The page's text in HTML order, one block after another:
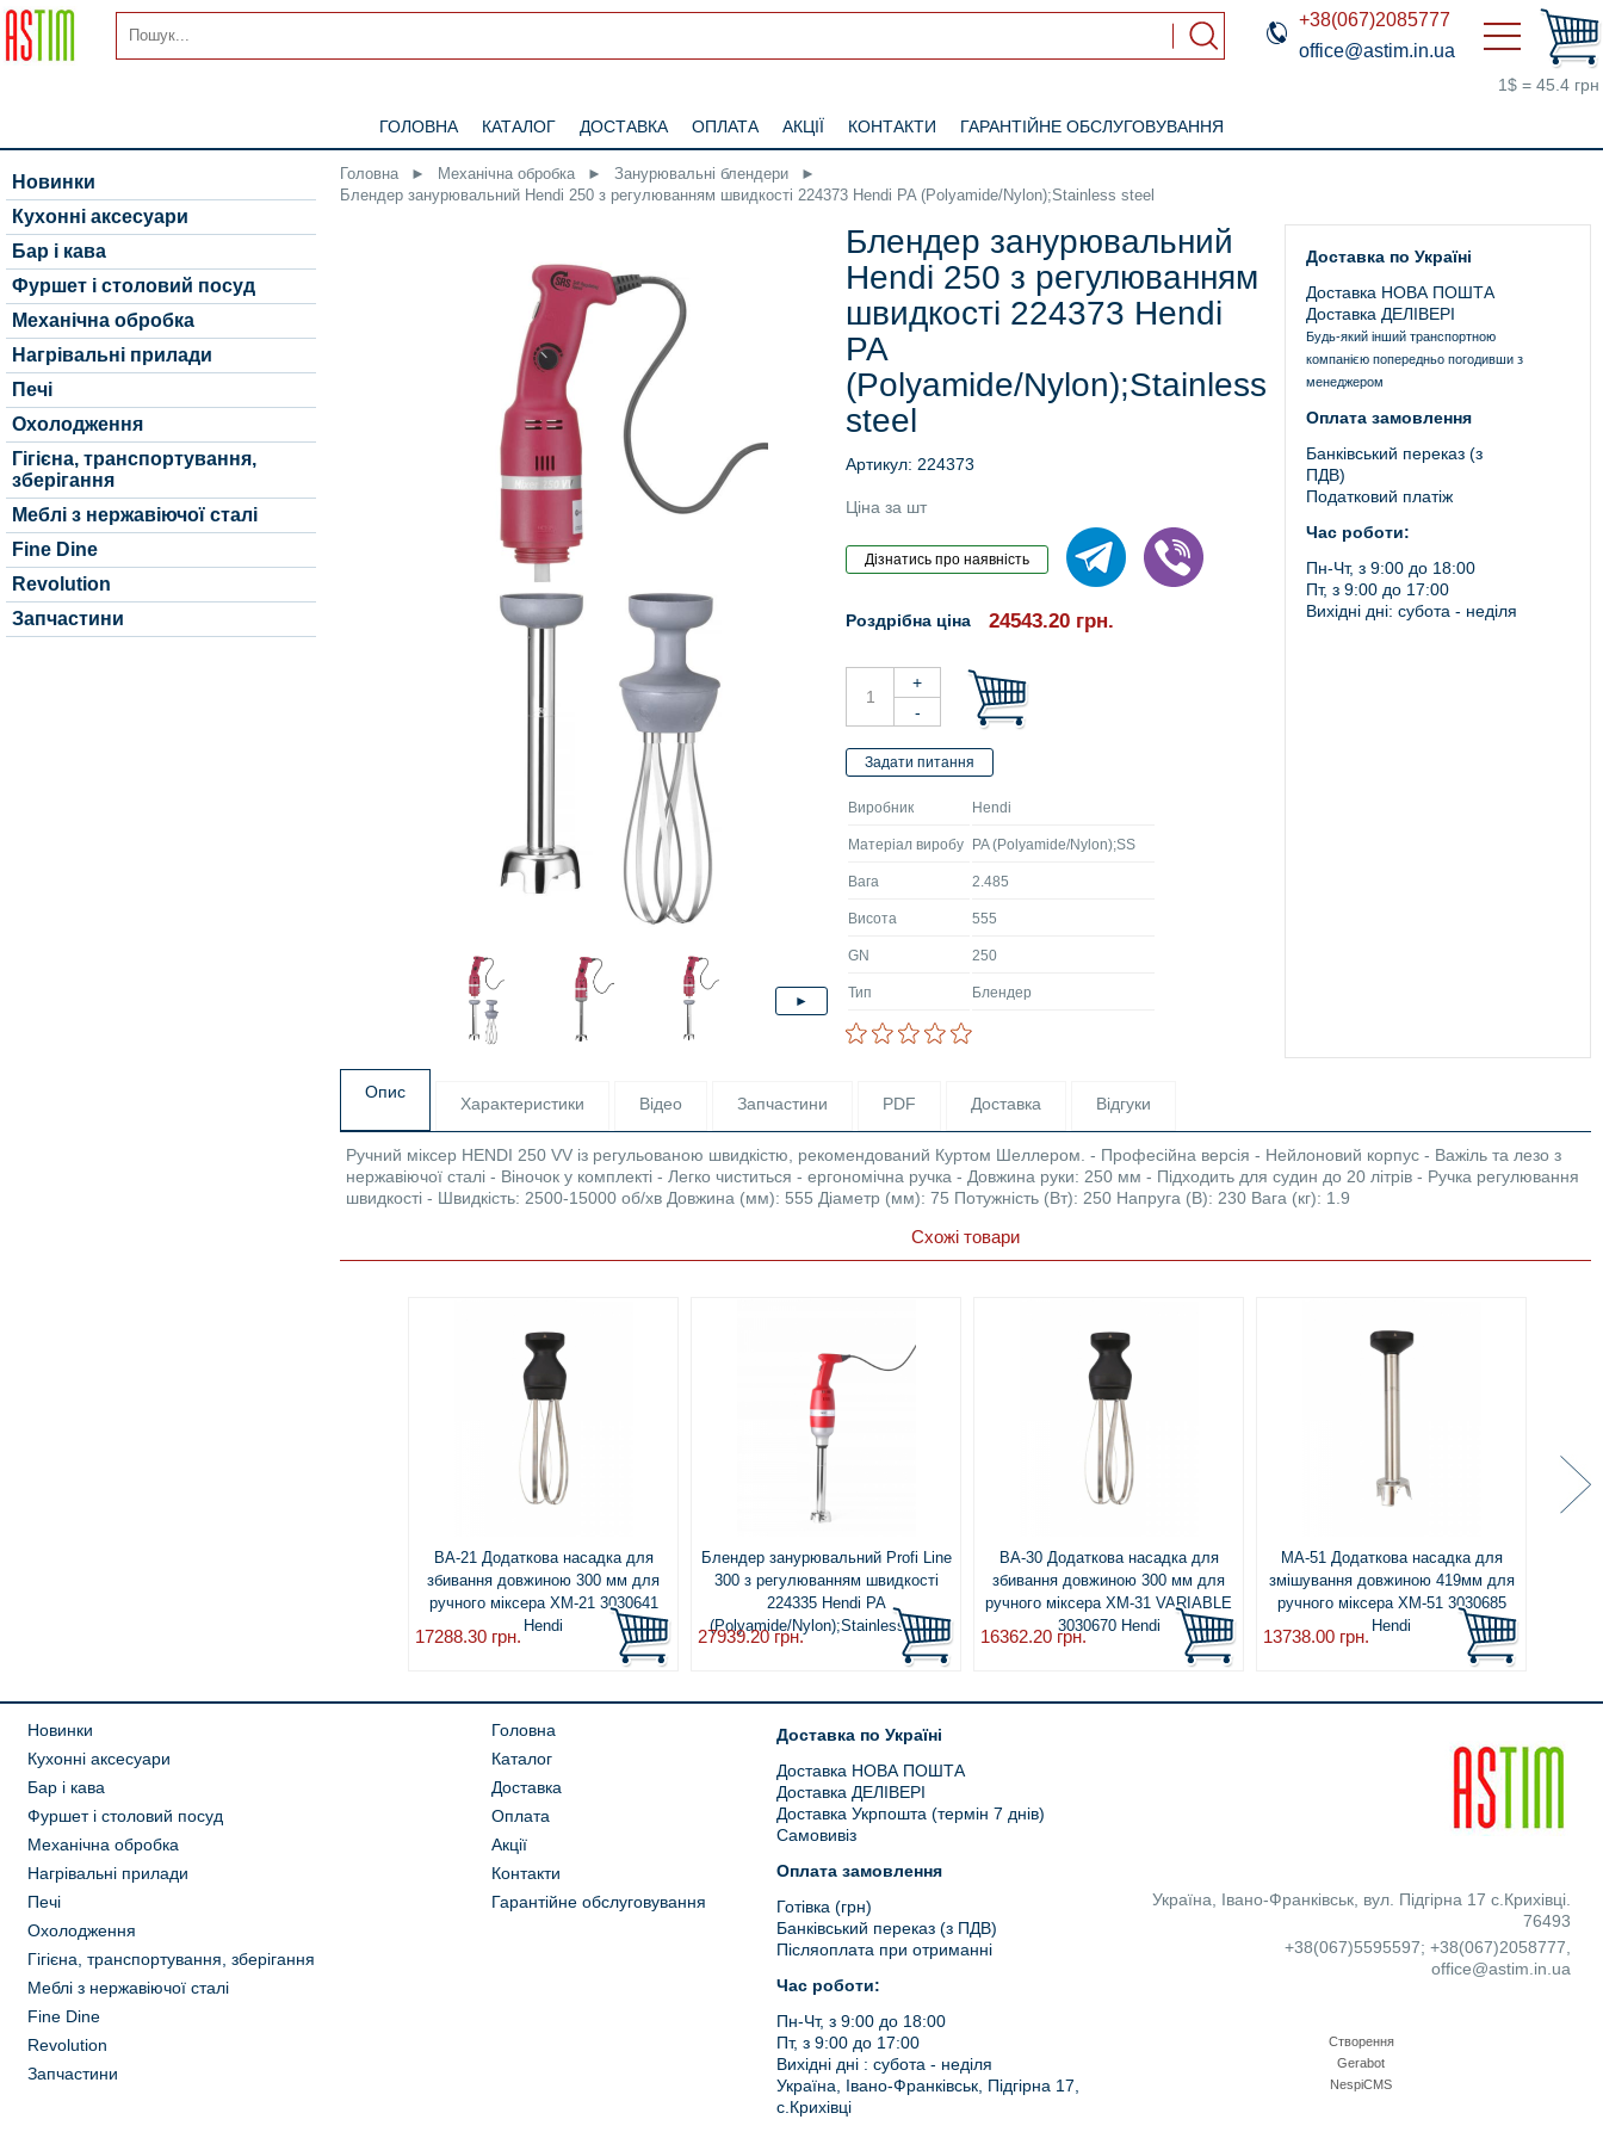
+38(067)2085777
office@astim.in.ua
1$ = 45.4 грн
ГОЛОВНА КАТАЛОГ ДОСТАВКА ОПЛАТА АКЦІЇ КОНТАКТИ ГАРАНТІЙНЕ ОБСЛУГОВУВАННЯ
Новинки
Кухонні аксесуари
Бар і кава
Фуршет і столовий посуд
Механічна обробка
Нагрівальні прилади
Печі
Охолодження
Гігієна, транспортування,
зберігання
Меблі з нержавіючої сталі
Fine Dine
Revolution
Запчастини
Головна ► Механічна обробка ► Занурювальні блендери
►
Блендер занурювальний Hendi 250 з регулюванням швидкості 224373 Hendi PA (Polyamide/Nylon);Stainless steel
Блендер занурювальний
Hendi 250 з регулюванням
швидкості 224373 Hendi
PA
(Polyamide/Nylon);Stainless
steel
Артикул: 224373
Ціна за шт
Роздрібна ціна 24543.20 грн.
Виробник Hendi
Матеріал виробу PA (Polyamide/Nylon);SS
Вага 2.485
Висота 555
GN 250
Тип Блендер
Доставка по Україні
Доставка НОВА ПОШТА
Доставка ДЕЛІВЕРІ
Будь-який інший транспортною
компанією попередньо погодивши з
менеджером
Оплата замовлення
Банківський переказ (з
ПДВ)
Податковий платіж
Час роботи:
Пн-Чт, з 9:00 до 18:00
Пт, з 9:00 до 17:00
Вихідні дні: субота - неділя
Опис
Характеристики Відео Запчастини PDF Доставка Відгуки
Ручний міксер HENDI 250 VV із регульованою швидкістю, рекомендований Куртом Шеллером. - Професійна версія - Нейлоновий корпус - Важіль та лезо з
нержавіючої сталі - Віночок у комплекті - Легко чиститься - ергономічна ручка - Довжина руки: 250 мм - Підходить для судин до 20 літрів - Ручка регулювання
швидкості - Швидкість: 2500-15000 об/хв Довжина (мм): 555 Діаметр (мм): 75 Потужність (Вт): 250 Напруга (В): 230 Вага (кг): 1.9
Схожі товари
ВА-21 Додаткова насадка для
збивання довжиною 300 мм для
ручного міксера ХМ-21 3030641
Hendi
17288.30 грн.
Блендер занурювальний Profi Line
300 з регулюванням швидкості
224335 Hendi PA
(Polyamide/Nylon);Stainless steel
27939.20грн.
ВА-30 Додаткова насадка для
збивання довжиною 300 мм для
ручного міксера ХМ-31 VARIABLE
3030670 Hendi
16362.20 грн.
MA-51 Додаткова насадка для
змішування довжиною 419мм для
ручного міксера XM-51 3030685
Hendi
13738.00 грн.
Новинки
Кухонні аксесуари
Бар і кава
Фуршет і столовий посуд
Механічна обробка
Нагрівальні прилади
Печі
Охолодження
Гігієна, транспортування, зберігання
Меблі з нержавіючої сталі
Fine Dine
Revolution
Запчастини
Головна
Каталог
Доставка
Оплата
Акції
Контакти
Гарантійне обслуговування
Доставка по Україні
Доставка НОВА ПОШТА
Доставка ДЕЛІВЕРІ
Доставка Укрпошта (термін 7 днів)
Самовивіз
Оплата замовлення
Готівка (грн)
Банківський переказ (з ПДВ)
Післяоплата при отриманні
Час роботи:
Пн-Чт, з 9:00 до 18:00
Пт, з 9:00 до 17:00
Вихідні дні : субота - неділя
Україна, Івано-Франківськ, Підгірна 17,
с.Крихівці
Україна Івано-Франківськ, вул. Підгірна 17 с.Крихівці.
76493
+38(067)5595597; +38(067)2058777
office@astim.in.ua
Створення
Gerabot
NespiCMS